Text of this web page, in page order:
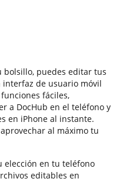
bolsillo, puedes editar tus
interfaz de usuario móvil
fáciles,
a DocHub en el teléfono y
en iPhone al instante.
al máximo tu
elección en tu teléfono
editables en